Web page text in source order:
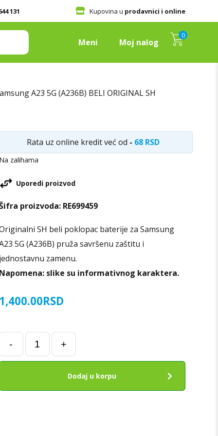
131 Kupovina u prodavnici i online
Meni Moj nalog
0
A23 5G (A236B) BELI ORIGINAL SH
Rata uz online kredit već od - 68 RSD
1,400.00RSD
Na zalihama
SH beli poklopac baterije za Samsung
5G (A236B) pruža savršenu zaštitu i
jednostavnu zamenu.
Napomena: slike su informativnog karaktera.
-
Poklopac
baterije
za
+
Dodaj u korpu
Uporedi proizvod
proizvoda: RE699459